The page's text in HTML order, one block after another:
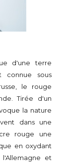
d'une terre
connue sous
le rouge
Tirée d'un
la nature
dans une
rouge une
en oxydant
et